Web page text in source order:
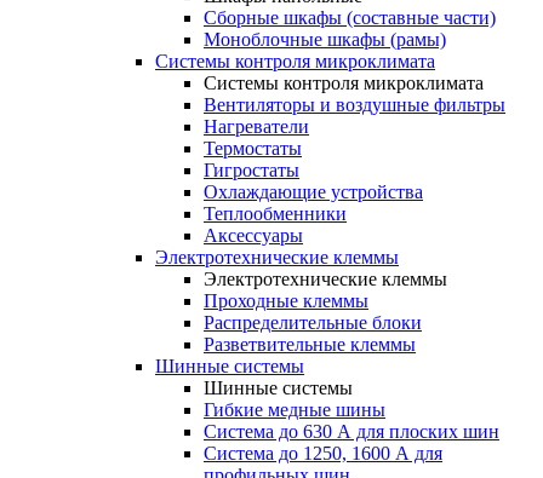
Сборные шкафы (составные части)
Моноблочные шкафы (рамы)
Системы контроля микроклимата
Системы контроля микроклимата
Вентиляторы и воздушные фильтры
Нагреватели
Термостаты
Гигростаты
Охлаждающие устройства
Теплообменники
Аксессуары
Электротехнические клеммы
Электротехнические клеммы
Проходные клеммы
Распределительные блоки
Разветвительные клеммы
Шинные системы
Шинные системы
Гибкие медные шины
Система до 630 А для плоских шин
Система до 1250, 1600 А для